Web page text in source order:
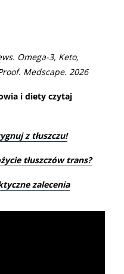
Omega-3, Keto,
Medscape. 2026
i diety czytaj
z tłuszczu!
tłuszczów trans?
zalecenia